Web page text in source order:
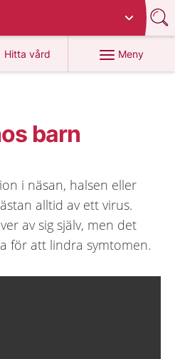
Hitta vård
på 1177.se
Meny
barn
i näsan, halsen eller
alltid av ett virus.
av sig själv, men det
för att lindra symtomen.